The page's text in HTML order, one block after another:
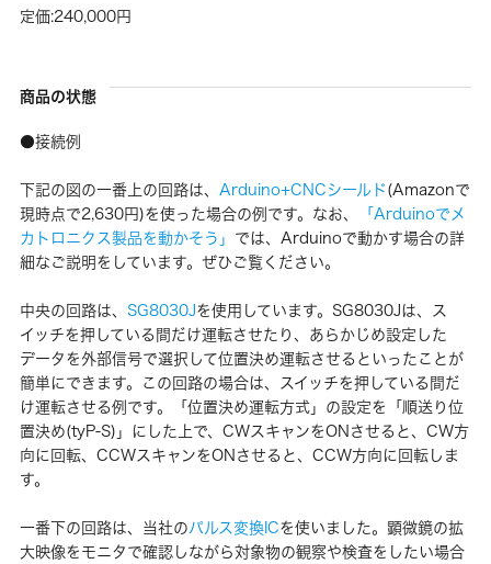
定価:240,000円
商品の状態
●接続例
下記の図の一番上の回路は、 Arduino+CNCシールド(Amazonで
現時点で2,630円)を使った場合の例です。なお、
「Arduinoでメ
カトロニクス製品を動かそう」 では、Arduinoで動かす場合の詳
細なご説明をしています。ぜひご覧ください。
中央の回路は、 SG8030Jを使用しています。SG8030Jは、ス
イッチを押している間だけ運転させたり、あらかじめ設定した
データを外部信号で選択して位置決め運転させるといったことが
簡単にできます。この回路の場合は、スイッチを押している間だ
け運転させる例です。「位置決め運転方式」の設定を「順送り位
置決め(tyP-S)」にした上で、CWスキャンをONさせると、CW方
向に回転、CCWスキャンをONさせると、CCW方向に回転しま
す。
一番下の回路は、当社のパルス変換ICを使いました。顕微鏡の拡
大映像をモニタで確認しながら対象物の観察や検査をしたい場合